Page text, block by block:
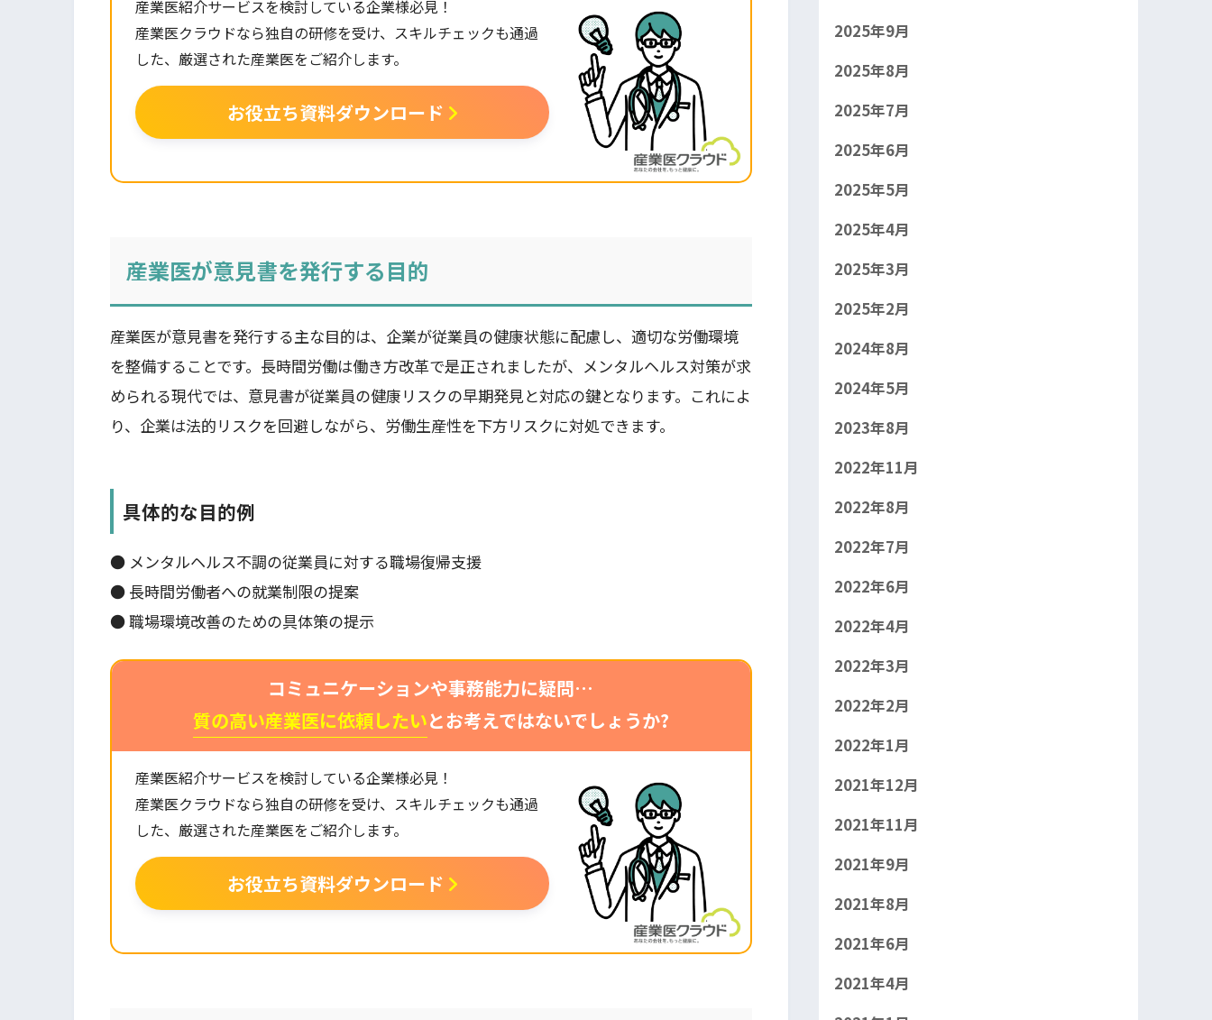
産業医紹介サービスを検討している企業様必見！
産業医クラウドなら独自の研修を受け、スキルチェックも通過
した、厳選された産業医をご紹介します。
お役立ち資料ダウンロード
産業医が意見書を発行する目的
産業医が意見書を発行する主な目的は、企業が従業員の健康状態に配慮し、適切な労働環境
を整備することです。長時間労働は働き方改革で是正されましたが、メンタルヘルス対策が求
められる現代では、意見書が従業員の健康リスクの早期発見と対応の鍵となります。これによ
り、企業は法的リスクを回避しながら、労働生産性を下方リスクに対処できます。
具体的な目的例
● メンタルヘルス不調の従業員に対する職場復帰支援
● 長時間労働者への就業制限の提案
● 職場環境改善のための具体策の提示
コミュニケーションや事務能力に疑問…
質の高い産業医に依頼したいとお考えではないでしょうか?
産業医紹介サービスを検討している企業様必見！
産業医クラウドなら独自の研修を受け、スキルチェックも通過
した、厳選された産業医をご紹介します。
お役立ち資料ダウンロード
2025年9月
2025年8月
2025年7月
2025年6月
2025年5月
2025年4月
2025年3月
2025年2月
2024年8月
2024年5月
2023年8月
2022年11月
2022年8月
2022年7月
2022年6月
2022年4月
2022年3月
2022年2月
2022年1月
2021年12月
2021年11月
2021年9月
2021年8月
2021年6月
2021年4月